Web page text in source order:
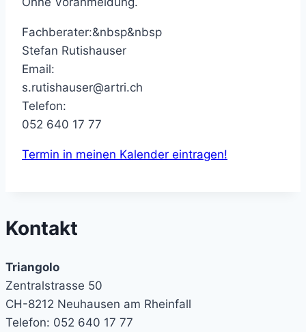
Fachberater:&nbsp&nbsp
Stefan Rutishauser
Email:
s.rutishauser@artri.ch
Telefon:
052 640 17 77
Termin in meinen Kalender eintragen!
Kontakt
Triangolo
Zentralstrasse 50
CH-8212 Neuhausen am Rheinfall
Telefon: 052 640 17 77